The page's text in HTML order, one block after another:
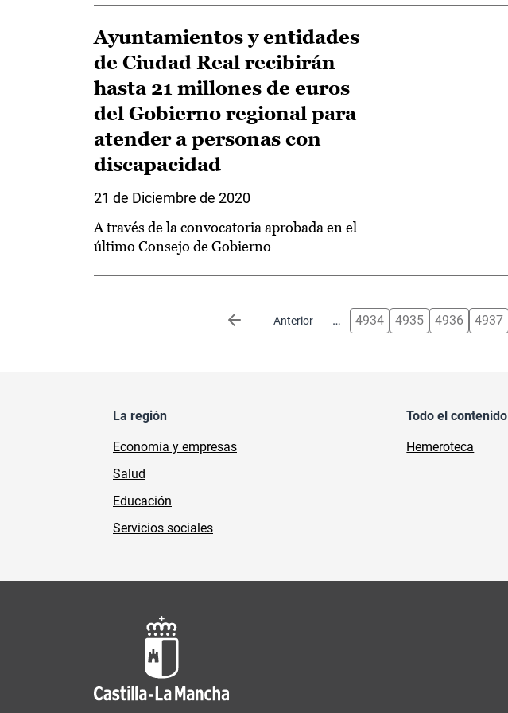
Ayuntamientos y entidades
de Ciudad Real recibirán
hasta 21 millones de euros
del Gobierno regional para
atender a personas con
discapacidad
21 de Diciembre de 2020
A través de la convocatoria aprobada en el
último Consejo de Gobierno
Anterior
Página anterior … 4934 4935 4936 4937
La región
Economía y empresas
Salud
Educación
Servicios sociales
Todo el contenido
Hemeroteca